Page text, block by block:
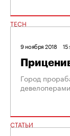
TECH
9 ноября 2018
Город
СТАТЬИ